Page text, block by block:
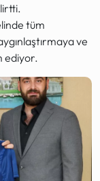
tüm
ve
ediyor.